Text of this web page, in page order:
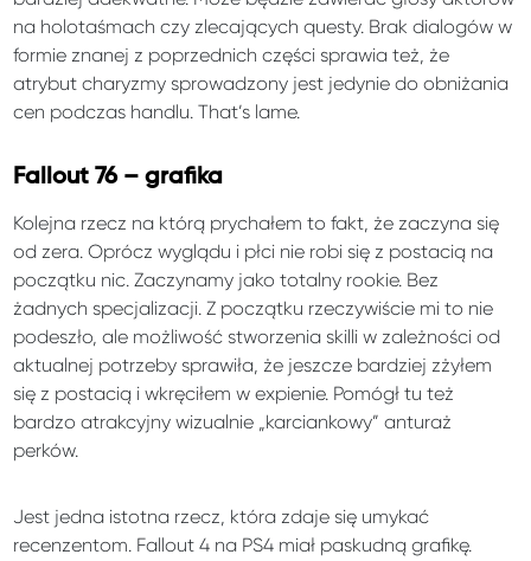
na holotaśmach czy zlecających questy. Brak dialogów w
formie znanej z poprzednich części sprawia też, że
atrybut charyzmy sprowadzony jest jedynie do obniżania
cen podczas handlu. That’s lame.
Fallout 76 – grafika
Kolejna rzecz na którą prychałem to fakt, że zaczyna się
od zera. Oprócz wyglądu i płci nie robi się z postacią na
początku nic. Zaczynamy jako totalny rookie. Bez
żadnych specjalizacji. Z początku rzeczywiście mi to nie
podeszło, ale możliwość stworzenia skilli w zależności od
aktualnej potrzeby sprawiła, że jeszcze bardziej zżyłem
się z postacią i wkręciłem w expienie. Pomógł tu też
bardzo atrakcyjny wizualnie „karciankowy” anturaż
perków.
Jest jedna istotna rzecz, która zdaje się umykać
recenzentom. Fallout 4 na PS4 miał paskudną grafikę.